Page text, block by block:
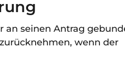
an seinen Antrag
wenn der